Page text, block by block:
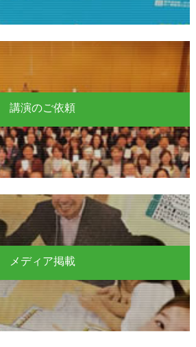
講演のご依頼
メディア掲載